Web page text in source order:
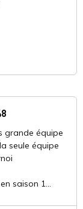
grande équipe
seule équipe
saison 1...